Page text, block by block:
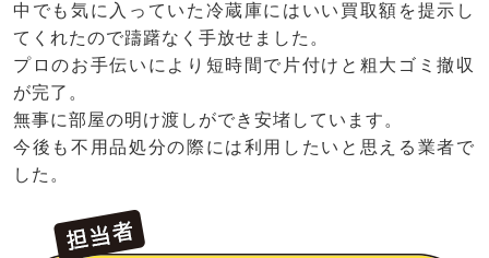
中でも気に入っていた冷蔵庫にはいい買取額を提示し
てくれたので躊躇なく手放せました。
プロのお手伝いにより短時間で片付けと粗大ゴミ撤収
が完了。
無事に部屋の明け渡しができ安堵しています。
今後も不用品処分の際には利用したいと思える業者で
した。